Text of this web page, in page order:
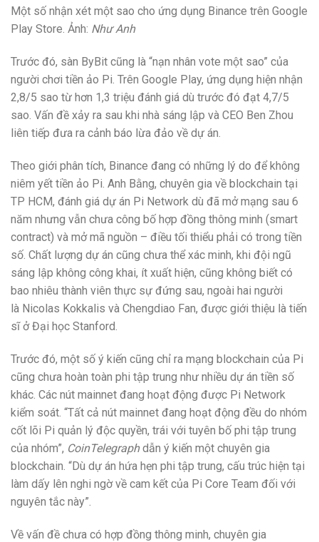
Một số nhận xét một sao cho ứng dụng Binance trên Google
Play Store. Ảnh: Như Anh
Trước đó, sàn ByBit cũng là “nạn nhân vote một sao” của
người chơi tiền ảo Pi. Trên Google Play, ứng dụng hiện nhận
2,8/5 sao từ hơn 1,3 triệu đánh giá dù trước đó đạt 4,7/5
sao. Vấn đề xảy ra sau khi nhà sáng lập và CEO Ben Zhou
liên tiếp đưa ra cảnh báo lừa đảo về dự án.
Theo giới phân tích, Binance đang có những lý do để không
niêm yết tiền ảo Pi. Anh Bằng, chuyên gia về blockchain tại
TP HCM, đánh giá dự án Pi Network dù đã mở mạng sau 6
năm nhưng vẫn chưa công bố hợp đồng thông minh (smart
contract) và mở mã nguồn – điều tối thiểu phải có trong tiền
số. Chất lượng dự án cũng chưa thể xác minh, khi đội ngũ
sáng lập không công khai, ít xuất hiện, cũng không biết có
bao nhiêu thành viên thực sự đứng sau, ngoài hai người
là Nicolas Kokkalis và Chengdiao Fan, được giới thiệu là tiến
sĩ ở Đại học Stanford.
Trước đó, một số ý kiến cũng chỉ ra mạng blockchain của Pi
cũng chưa hoàn toàn phi tập trung như nhiều dự án tiền số
khác. Các nút mainnet đang hoạt động được Pi Network
kiểm soát. “Tất cả nút mainnet đang hoạt động đều do nhóm
cốt lõi Pi quản lý độc quyền, trái với tuyên bố phi tập trung
của nhóm”, CoinTelegraphdẫn ý kiến một chuyên gia
blockchain. “Dù dự án hứa hẹn phi tập trung, cấu trúc hiện tại
làm dấy lên nghi ngờ về cam kết của Pi Core Team đối với
nguyên tắc này”.
Về vấn đề chưa có hợp đồng thông minh, chuyên gia